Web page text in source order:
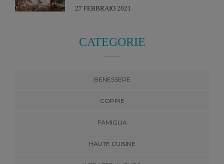
27 FEBBRAIO 2021
CATEGORIE
BENESSERE
COPPIE
FAMIGLIA
HAUTE CUISINE